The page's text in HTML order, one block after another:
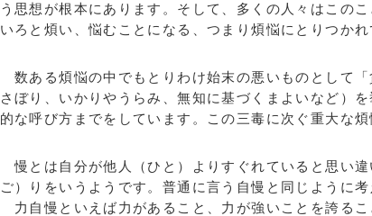
う思想が根本にあります。そして、多くの人々はこの
いろと煩い、悩むことになる、つまり煩悩にとりつかれ
数ある煩悩の中でもとりわけ始末の悪いものとして
さぼり、いかりやうらみ、無知に基づくまよいなど）
的な呼び方までをしています。この三毒に次ぐ重大な
慢とは自分が他人（ひと）よりすぐれていると思い
ご）りをいうようです。普通に言う自慢と同じように
力自慢といえば力があること、力が強いことを誇る